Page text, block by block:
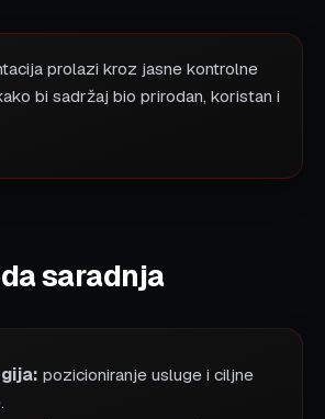
prolazi kroz jasne kontrolne
bi sadržaj bio prirodan, koristan i
saradnja
pozicioniranje usluge i ciljne